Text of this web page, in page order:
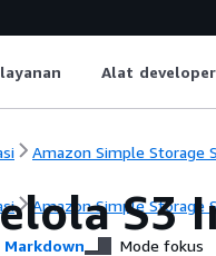
Alat developer
Amazon Simple Storage
Amazon Simple Storage
S3
Markdown Mode fokus